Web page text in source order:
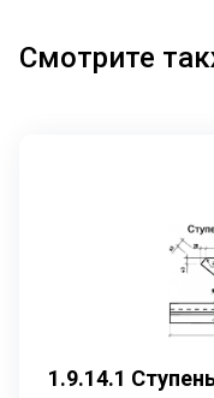
Смотрите
1.9.14.1